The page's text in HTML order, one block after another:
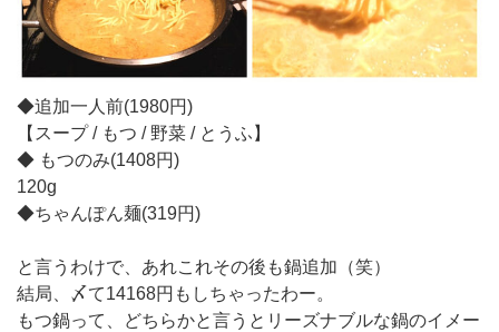
◆追加一人前(1980円)
【スープ / もつ / 野菜 / とうふ】
◆ もつのみ(1408円)
120g
◆ちゃんぽん麺(319円)
と言うわけで、あれこれその後も鍋追加（笑）
結局、〆て14168円もしちゃったわー。
もつ鍋って、どちらかと言うとリーズナブルな鍋のイメー